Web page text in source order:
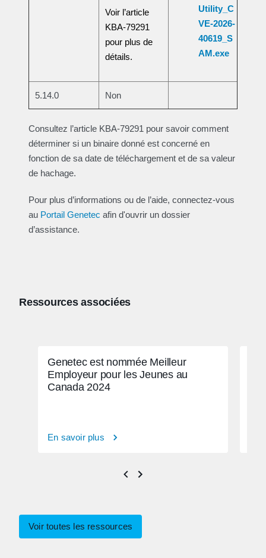
Voir l’article
KBA-79291
pour plus de
détails.
Utility_C
VE-2026-
40619_S
AM.exe
5.14.0 Non
Consultez l’article KBA-79291 pour savoir comment
déterminer si un binaire donné est concerné en
fonction de sa date de téléchargement et de sa valeur
de hachage.
Pour plus d’informations ou de l’aide, connectez-vous
au Portail Genetec afin d'ouvrir un dossier
d’assistance.
Ressources associées
Genetec est nommée Meilleur
Employeur pour les Jeunes au
Canada 2024
En savoir plus
Voir toutes les ressources